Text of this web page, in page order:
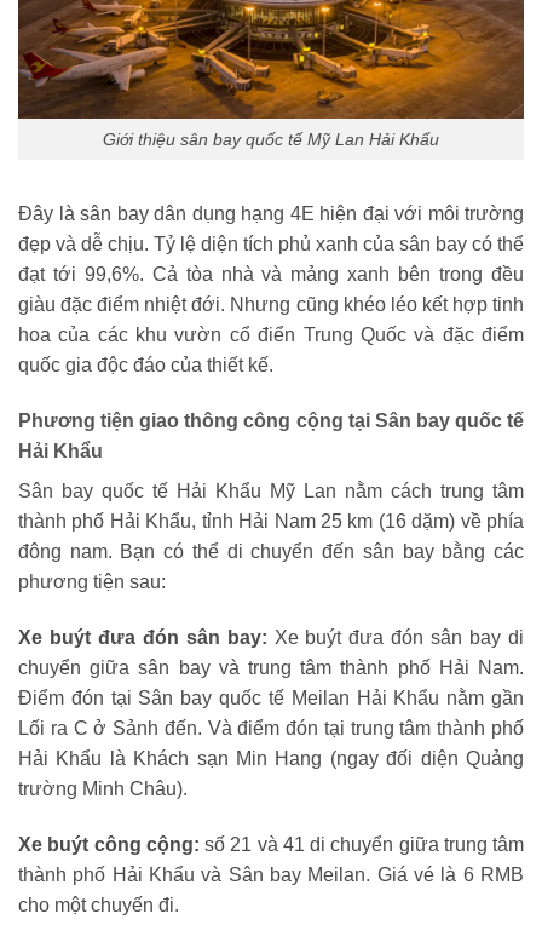
Giới thiệu sân bay quốc tế Mỹ Lan Hải Khẩu
Đây là sân bay dân dụng hạng 4E hiện đại với môi trường
đẹp và dễ chịu. Tỷ lệ diện tích phủ xanh của sân bay có thể
đạt tới 99,6%. Cả tòa nhà và mảng xanh bên trong đều
giàu đặc điểm nhiệt đới. Nhưng cũng khéo léo kết hợp tinh
hoa của các khu vườn cổ điển Trung Quốc và đặc điểm
quốc gia độc đáo của thiết kế.
Phương tiện giao thông công cộng tại Sân bay quốc tế
Hải Khẩu
Sân bay quốc tế Hải Khẩu Mỹ Lan nằm cách trung tâm
thành phố Hải Khẩu, tỉnh Hải Nam 25 km (16 dặm) về phía
đông nam. Bạn có thể di chuyển đến sân bay bằng các
phương tiện sau:
Xe buýt đưa đón sân bay: Xe buýt đưa đón sân bay di
chuyển giữa sân bay và trung tâm thành phố Hải Nam.
Điểm đón tại Sân bay quốc tế Meilan Hải Khẩu nằm gần
Lối ra C ở Sảnh đến. Và điểm đón tại trung tâm thành phố
Hải Khẩu là Khách sạn Min Hang (ngay đối diện Quảng
trường Minh Châu).
Xe buýt công cộng: số 21 và 41 di chuyển giữa trung tâm
thành phố Hải Khẩu và Sân bay Meilan. Giá vé là 6 RMB
cho một chuyến đi.